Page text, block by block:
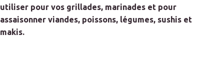
utiliser pour vos grillades, marinades et pour
assaisonner viandes, poissons, légumes, sushis et
makis.